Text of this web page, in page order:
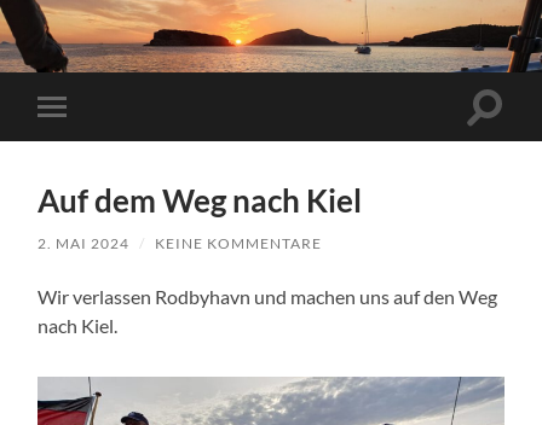
Mobile-
Menü
Auf dem Weg nach Kiel
2. MAI 2024 / KEINE KOMMENTARE
Wir verlassen Rodbyhavn und machen uns auf den Weg
nach Kiel.